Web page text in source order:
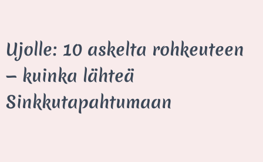
Ujolle: 10 askelta rohkeuteen
— kuinka lähteä
Sinkkutapahtumaan